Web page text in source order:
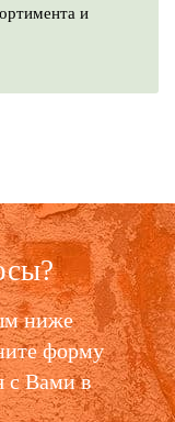
и
ниже
форму
с Вами в